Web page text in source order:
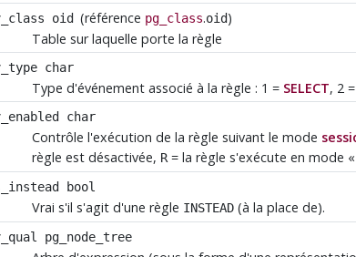
oid (référence pg_class.oid)
Table sur laquelle porte la règle
char
Type d'événement associé à la règle : 1 = SELECT, 2 =
char
Contrôle l'exécution de la règle suivant le mode
règle est désactivée, R= la règle s'exécute en mode
bool
Vrai s'il s'agit d'une règle INSTEAD (à la place de).
pg_node_tree